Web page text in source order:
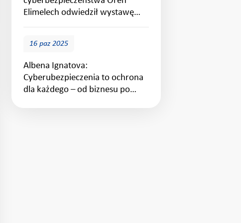
Elimelech odwiedził wystawę
„Zhakowana codzienność” w
16 paz 2025
Albena Ignatova:
Cyberubezpieczenia to ochrona
dla każdego – od biznesu po